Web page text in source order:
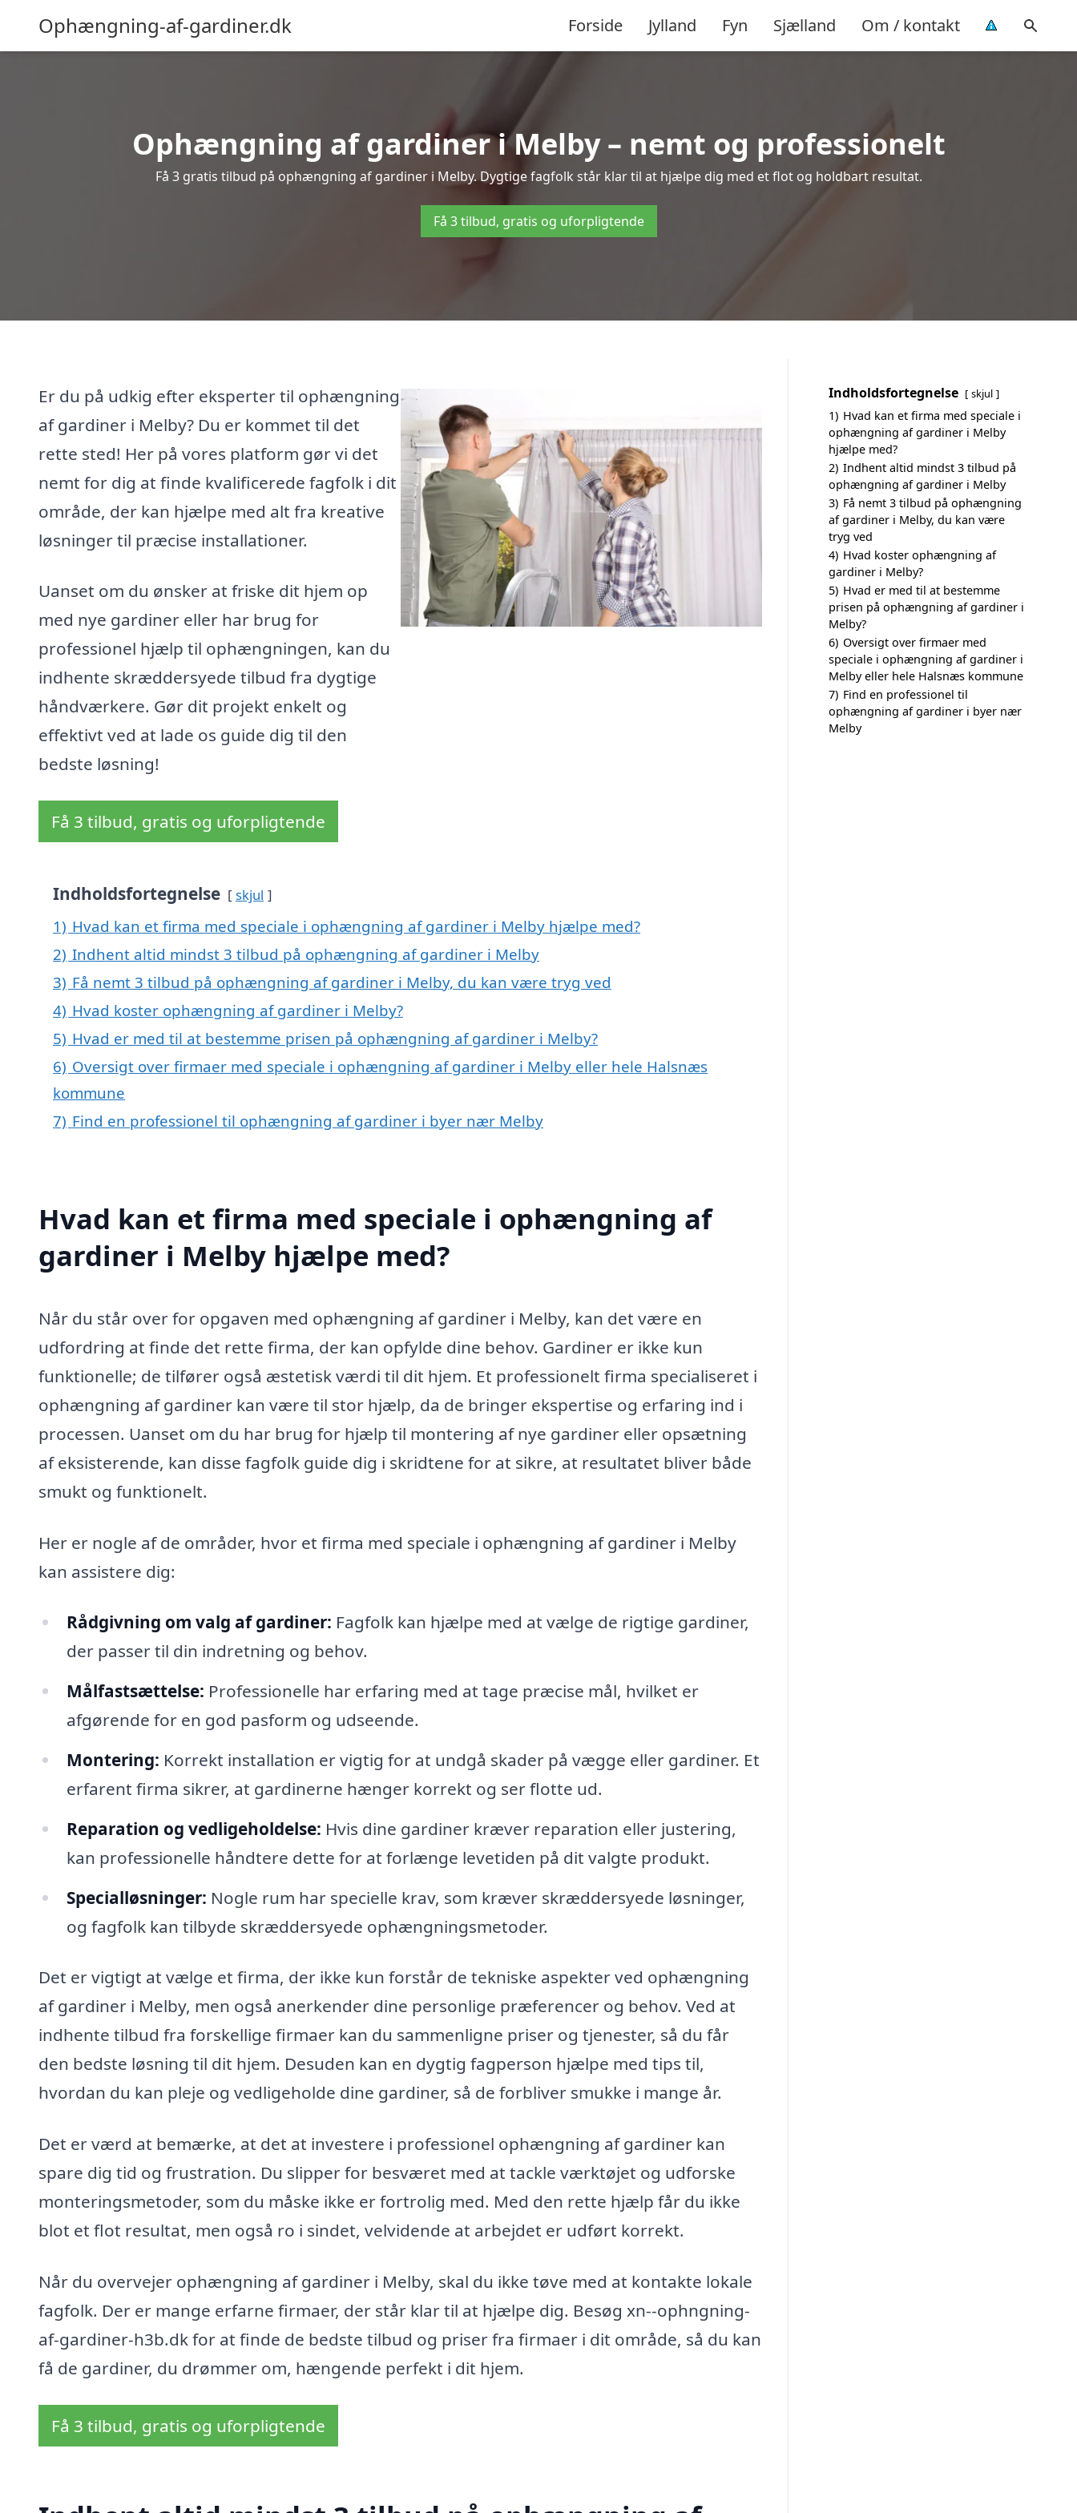
Ophængning-af-gardiner.dk Forside Jylland Fyn Sjælland Om / kontakt
Ophængning af gardiner i Melby – nemt og professionelt
Få 3 gratis tilbud på ophængning af gardiner i Melby. Dygtige fagfolk står klar til at hjælpe dig med et flot og holdbart resultat.
Få 3 tilbud, gratis og uforpligtende
Er du på udkig efter eksperter til ophængning
af gardiner i Melby? Du er kommet til det
rette sted! Her på vores platform gør vi det
nemt for dig at finde kvalificerede fagfolk i dit
område, der kan hjælpe med alt fra kreative
løsninger til præcise installationer.
Uanset om du ønsker at friske dit hjem op
med nye gardiner eller har brug for
professionel hjælp til ophængningen, kan du
indhente skræddersyede tilbud fra dygtige
håndværkere. Gør dit projekt enkelt og
effektivt ved at lade os guide dig til den
bedste løsning!
Få 3 tilbud, gratis og uforpligtende
Indholdsfortegnelse skjul
1) Hvad kan et firma med speciale i ophængning af gardiner i Melby hjælpe med?
2) Indhent altid mindst 3 tilbud på ophængning af gardiner i Melby
3) Få nemt 3 tilbud på ophængning af gardiner i Melby, du kan være tryg ved
4) Hvad koster ophængning af gardiner i Melby?
5) Hvad er med til at bestemme prisen på ophængning af gardiner i Melby?
6) Oversigt over firmaer med speciale i ophængning af gardiner i Melby eller hele Halsnæs
kommune
7) Find en professionel til ophængning af gardiner i byer nær Melby
Hvad kan et firma med speciale i ophængning af
gardiner i Melby hjælpe med?
Når du står over for opgaven med ophængning af gardiner i Melby, kan det være en
udfordring at finde det rette firma, der kan opfylde dine behov. Gardiner er ikke kun
funktionelle; de tilfører også æstetisk værdi til dit hjem. Et professionelt firma specialiseret i
ophængning af gardiner kan være til stor hjælp, da de bringer ekspertise og erfaring ind i
processen. Uanset om du har brug for hjælp til montering af nye gardiner eller opsætning
af eksisterende, kan disse fagfolk guide dig i skridtene for at sikre, at resultatet bliver både
smukt og funktionelt.
Her er nogle af de områder, hvor et firma med speciale i ophængning af gardiner i Melby
kan assistere dig:
Rådgivning om valg af gardiner: Fagfolk kan hjælpe med at vælge de rigtige gardiner,
der passer til din indretning og behov.
Målfastsættelse: Professionelle har erfaring med at tage præcise mål, hvilket er
afgørende for en god pasform og udseende.
Montering: Korrekt installation er vigtig for at undgå skader på vægge eller gardiner. Et
erfarent firma sikrer, at gardinerne hænger korrekt og ser flotte ud.
Reparation og vedligeholdelse: Hvis dine gardiner kræver reparation eller justering,
kan professionelle håndtere dette for at forlænge levetiden på dit valgte produkt.
Specialløsninger: Nogle rum har specielle krav, som kræver skræddersyede løsninger,
og fagfolk kan tilbyde skræddersyede ophængningsmetoder.
Det er vigtigt at vælge et firma, der ikke kun forstår de tekniske aspekter ved ophængning
af gardiner i Melby, men også anerkender dine personlige præferencer og behov. Ved at
indhente tilbud fra forskellige firmaer kan du sammenligne priser og tjenester, så du får
den bedste løsning til dit hjem. Desuden kan en dygtig fagperson hjælpe med tips til,
hvordan du kan pleje og vedligeholde dine gardiner, så de forbliver smukke i mange år.
Det er værd at bemærke, at det at investere i professionel ophængning af gardiner kan
spare dig tid og frustration. Du slipper for besværet med at tackle værktøjet og udforske
monteringsmetoder, som du måske ikke er fortrolig med. Med den rette hjælp får du ikke
blot et flot resultat, men også ro i sindet, velvidende at arbejdet er udført korrekt.
Når du overvejer ophængning af gardiner i Melby, skal du ikke tøve med at kontakte lokale
fagfolk. Der er mange erfarne firmaer, der står klar til at hjælpe dig. Besøg xn--ophngning-
af-gardiner-h3b.dk for at finde de bedste tilbud og priser fra firmaer i dit område, så du kan
få de gardiner, du drømmer om, hængende perfekt i dit hjem.
Få 3 tilbud, gratis og uforpligtende
Indholdsfortegnelse skjul
1) Hvad kan et firma med speciale i
ophængning af gardiner i Melby
hjælpe med?
2) Indhent altid mindst 3 tilbud på
ophængning af gardiner i Melby
3) Få nemt 3 tilbud på ophængning
af gardiner i Melby, du kan være
tryg ved
4) Hvad koster ophængning af
gardiner i Melby?
5) Hvad er med til at bestemme
prisen på ophængning af gardiner i
Melby?
6) Oversigt over firmaer med
speciale i ophængning af gardiner i
Melby eller hele Halsnæs kommune
7) Find en professionel til
ophængning af gardiner i byer nær
Melby